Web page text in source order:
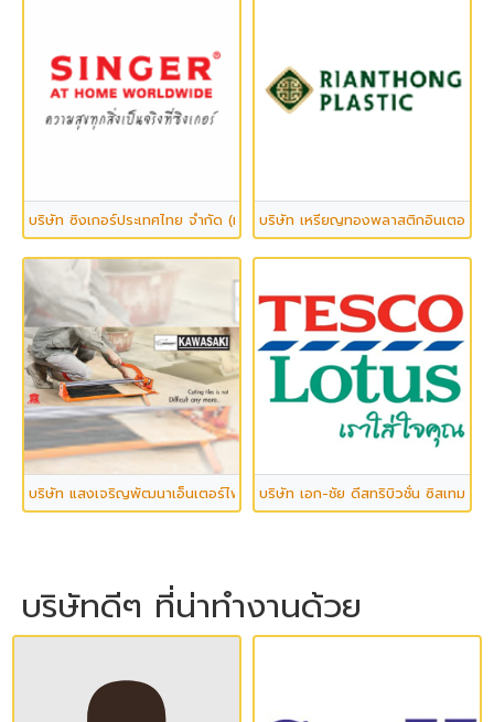
บริษัท ซิงเกอร์ประเทศไทย จำกัด (มหาชน)บริษัท เหรียญทองพลาสติกอินเตอร์เน
บริษัท แสงเจริญพัฒนาเอ็นเตอร์ไพรส์ จำกัดบริษัท เอก-ชัย ดีสทริบิวชั่น ซิสเทม จำ
บริษัทดีๆ ที่น่าทำงานด้วย